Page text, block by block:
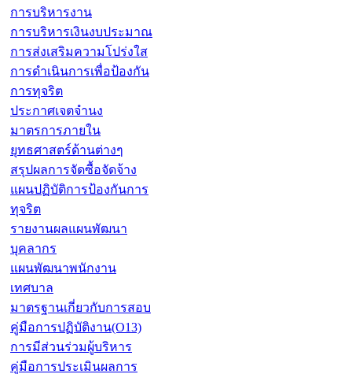
การบริหารงาน
การบริหารเงินงบประมาณ
การส่งเสริมความโปร่งใส
การดำเนินการเพื่อป้องกัน
การทุจริต
ประกาศเจตจำนง
มาตรการภายใน
ยุทธศาสตร์ด้านต่างๆ
สรุปผลการจัดซื้อจัดจ้าง
แผนปฏิบัติการป้องกันการ
ทุจริต
รายงานผลแผนพัฒนา
บุคลากร
แผนพัฒนาพนักงาน
เทศบาล
มาตรฐานเกี่ยวกับการสอบ
คู่มือการปฏิบัติงาน(O13)
การมีส่วนร่วมผู้บริหาร
คู่มือการประเมินผลการ